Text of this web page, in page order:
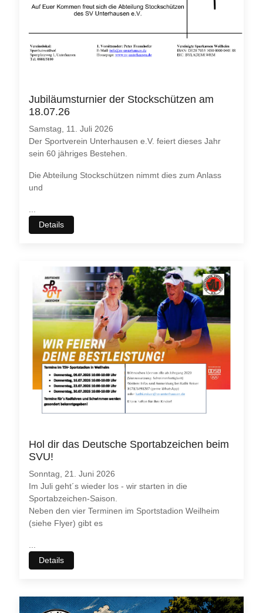
Jubiläumsturnier der Stockschützen am
18.07.26
Samstag, 11. Juli 2026
Der Sportverein Unterhausen e.V. feiert dieses Jahr
sein 60 jähriges Bestehen.
Die Abteilung Stockschützen nimmt dies zum Anlass
und
...
Details
Hol dir das Deutsche Sportabzeichen beim
SVU!
Sonntag, 21. Juni 2026
Im Juli geht´s wieder los - wir starten in die
Sportabzeichen-Saison.
Neben den vier Terminen im Sportstadion Weilheim
(siehe Flyer) gibt es
Details